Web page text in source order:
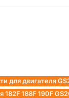
для двигателя
182F 188F 190F